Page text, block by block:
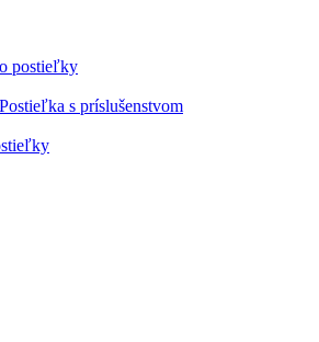
postieľky
s príslušenstvom